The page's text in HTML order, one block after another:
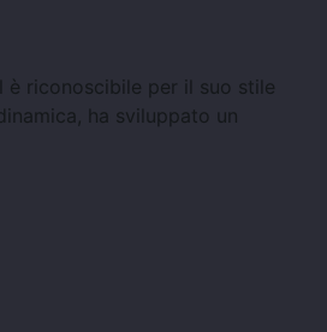
è riconoscibile per il suo stile
ha sviluppato un